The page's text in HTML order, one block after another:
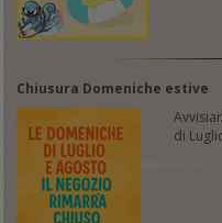
Chiusura Domeniche estive
di